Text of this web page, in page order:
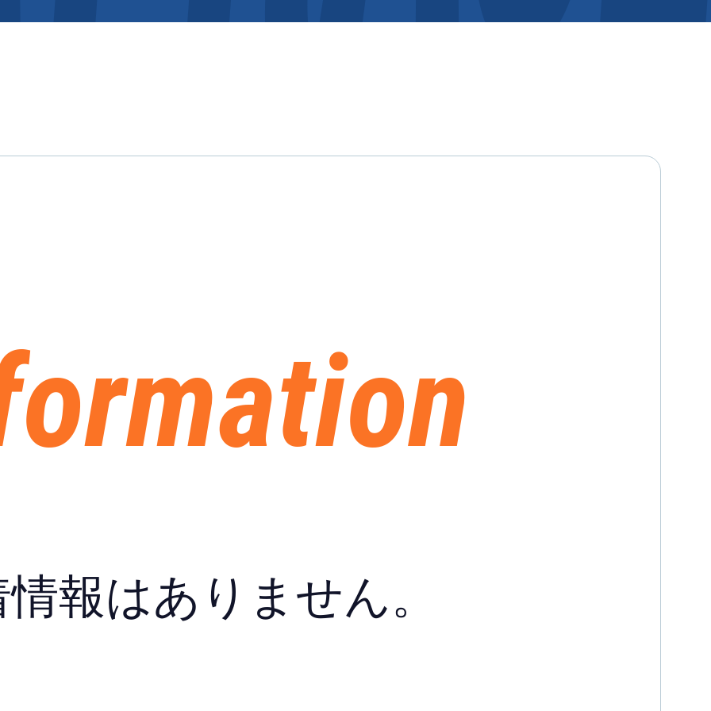
報はありません。